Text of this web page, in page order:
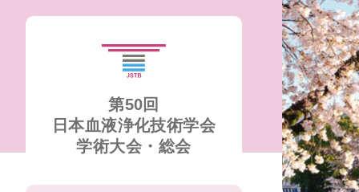
第50回
日本血液浄化技術学会
学術大会・総会